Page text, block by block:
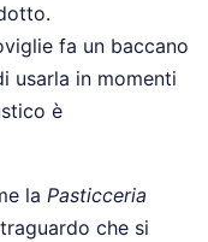
fa un baccano
usarla in momenti
è
la Pasticceria
che si